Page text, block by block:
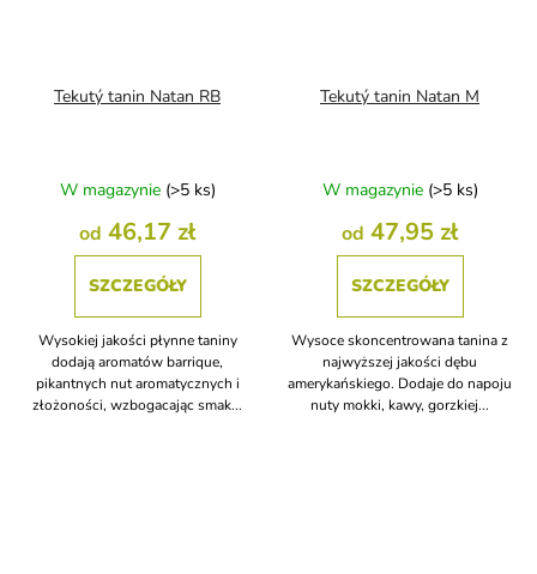
Tekutý tanin Natan RB
W magazynie (>5 ks)
od 46,17 zł
SZCZEGÓŁY
Wysokiej jakości płynne taniny
dodają aromatów barrique,
pikantnych nut aromatycznych i
złożoności, wzbogacając smak...
Tekutý tanin Natan M
W magazynie (>5 ks)
od 47,95 zł
SZCZEGÓŁY
Wysoce skoncentrowana tanina z
najwyższej jakości dębu
amerykańskiego. Dodaje do napoju
nuty mokki, kawy, gorzkiej...